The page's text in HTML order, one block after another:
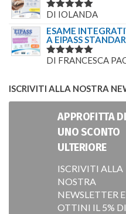
VALUTATO
DI IOLANDA
ESAME
A EIPASS
VALUTATO
DI FRANCESCA
ISCRIVITI ALLA NOSTRA
APPROFITTA DI
UNO SCONTO
ULTERIORE
ISCRIVITI ALLA
NOSTRA
NEWSLETTER
OTTINI IL 5% DI